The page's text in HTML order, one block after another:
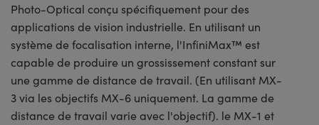
Photo-Optical conçu spécifiquement pour des
applications de vision industrielle. En utilisant un
système de focalisation interne, l'InfiniMax™ est
capable de produire un grossissement constant sur
une gamme de distance de travail. (En utilisant MX-
3 via les objectifs MX-6 uniquement. La gamme de
distance de travail varie avec l'objectif). le MX-1 et